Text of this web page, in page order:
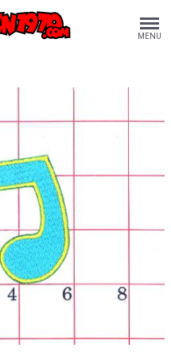
MENU